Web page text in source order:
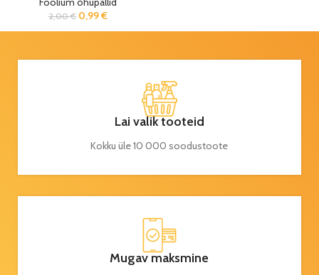
2,00€ 0,99€
Lai valik tooteid
Kokku üle 10 000 soodustoote
Mugav maksmine